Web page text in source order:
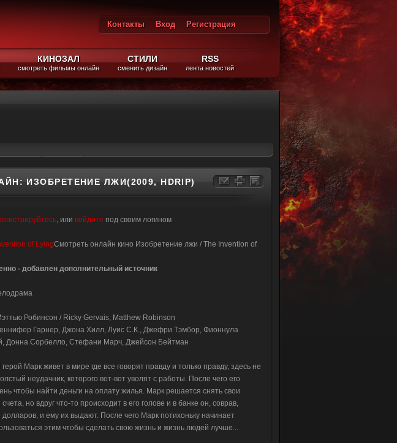
Контакты Вход
Регистрация
КИНОЗАЛ
смотреть фильмы онлайн
СТИЛИ
сменить дизайн
RSS
лента новостей
лжи(2009, HDRip)
ИЗОБРЕТЕНИЕ ЛЖИ(2009, HDRIP)
, или войдите под своим логином
Смотреть онлайн кино Изобретение лжи / The Invention of
- добавлен дополнительный источник
Робинсон / Ricky Gervais, Matthew Robinson
Гарнер, Джона Хилл, Луис С.К., Джефри Тэмбор, Фионнула
Донна Сорбелло, Стефани Марч, Джейсон Бейтман
Марк живет в мире где все говорят правду и только правду, здесь не
неудачник, которого вот-вот уволят с работы. После чего его
чтобы найти деньги на оплату жилья. Марк решается снять свои
но вдруг что-то происходит в его голове и в банке он, соврав,
долларов, и ему их выдают. После чего Марк потихоньку начинает
этим чтобы сделать свою жизнь и жизнь людей лучше...